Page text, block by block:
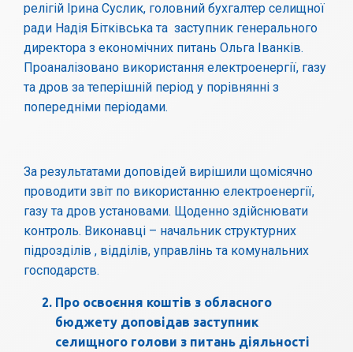
релігій Ірина Суслик, головний бухгалтер селищної
ради Надія Бітківська та заступник генерального
директора з економічних питань Ольга Іванків.
Проаналізовано використання електроенергії, газу
та дров за теперішній період у порівнянні з
попередніми періодами.
За результатами доповідей вирішили щомісячно
проводити звіт по використанню електроенергії,
газу та дров установами. Щоденно здійснювати
контроль. Виконавці – начальник структурних
підрозділів , відділів, управлінь та комунальних
господарств.
Про освоєння коштів з обласного
бюджету доповідав заступник
селищного голови з питань діяльності